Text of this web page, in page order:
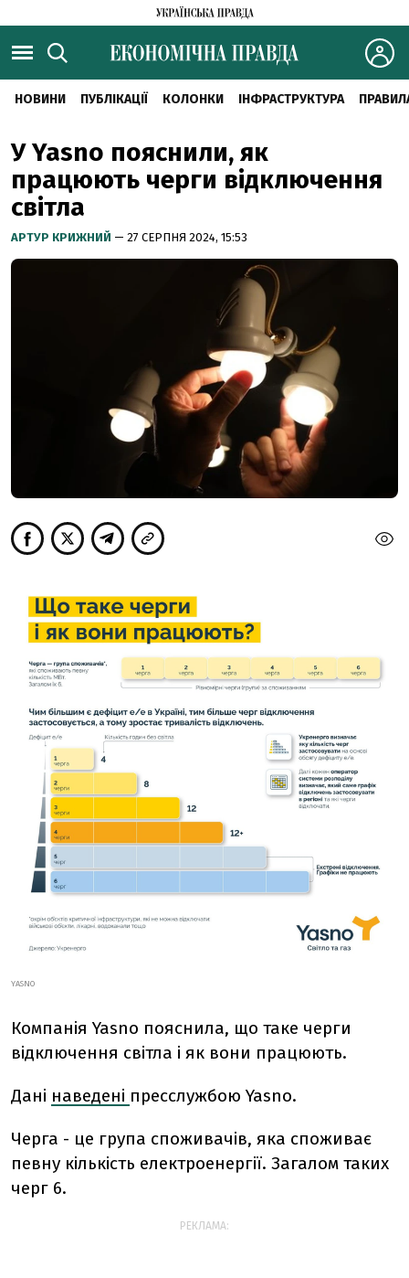
НОВИНИ ПУБЛІКАЦІЇ КОЛОНКИ ІНФРАСТРУКТУРА
У Yasno пояснили, як
працюють черги відключення
світла
АРТУР КРИЖНИЙ — 27 СЕРПНЯ 2024, 15:53
YASNO
Компанія Yasno пояснила, що таке черги
відключення світла і як вони працюють.
Дані наведені пресслужбою Yasno.
Черга - це група споживачів, яка споживає
певну кількість електроенергії. Загалом таких
черг 6.
РЕКЛАМА: